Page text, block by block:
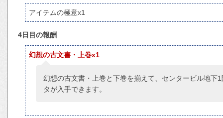
アイテムの極意x1
4日目の報酬
幻想の古文書・上巻x1
幻想の古文書・上巻と下巻を揃えて、センタービル地下
タが入手できます。